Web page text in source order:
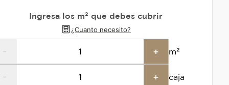
Ingresa los m² que debes cubrir
¿Cuanto necesito?
- + m²
- + caja